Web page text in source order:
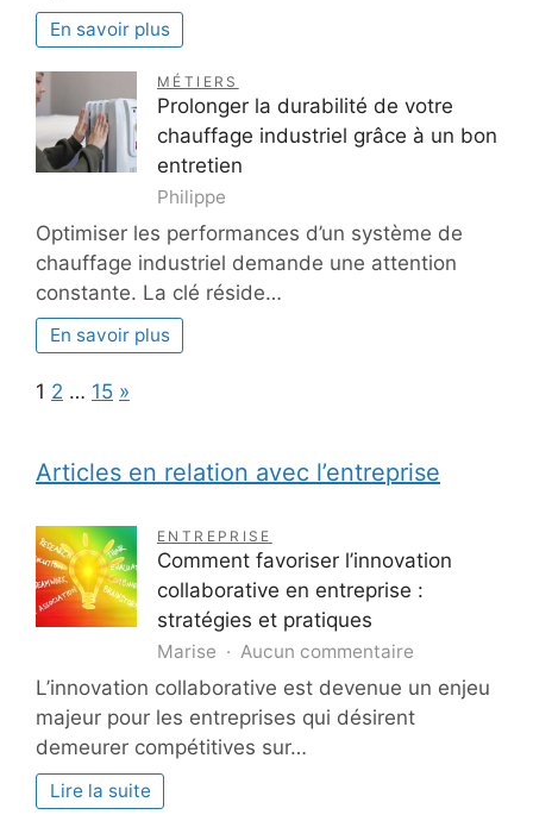
En savoir plus
MÉTIERS
Prolonger la durabilité de votre
chauffage industriel grâce à un bon
entretien
Philippe
Optimiser les performances d’un système de
chauffage industriel demande une attention
constante. La clé réside…
En savoir plus
Page:
1 2 … 15 Next
»
Articles en relation avec l’entreprise
ENTREPRISE
Comment favoriser l’innovation
collaborative en entreprise :
stratégies et pratiques
Marise Aucun commentaire
Comment
favoriser
l’innovation
L’innovation collaborative est devenue un enjeu
majeur pour les entreprises qui désirent
demeurer compétitives sur…
Lire la suite